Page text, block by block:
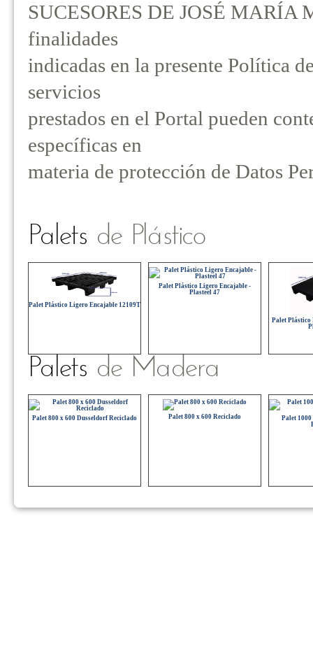
SUCESORES DE JOSÉ MARÍA
finalidades
indicadas en la presente Política
servicios
prestados en el Portal pueden
específicas en
materia de protección de Datos
Palets de Plástico
Palet Plástico Ligero Encajable 12109T
Palet Plástico Ligero Encajable -
Plasteel 47
Palet Plástico
Palet Plástico Ligero Encajable 12089T
Palet Plástico Higiénico 1200 x 800 -
Plasteel 120
Palets de Madera
Palet 800 x 600 Dusseldorf Reciclado Palet 800 x 600 Reciclado
Palet 1000
Palet 1140 x 1140 Reciclado Palet 1200 x 1200 Reciclado